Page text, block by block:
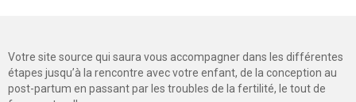
Votre site source qui saura vous accompagner dans les différentes
étapes jusqu’à la rencontre avec votre enfant, de la conception au
post-partum en passant par les troubles de la fertilité, le tout de